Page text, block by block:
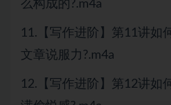
么构成的?.m4a
11.【写作进阶】第11讲如
文章说服力?.m4a
12.【写作进阶】第12讲如